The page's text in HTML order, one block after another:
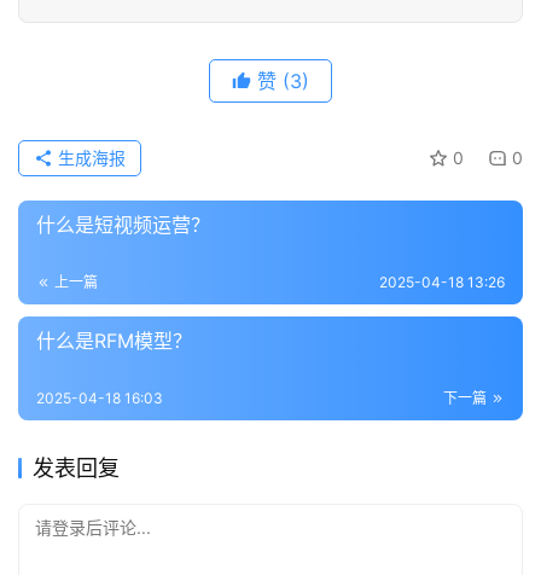
赞 (3)
0 0
生成海报
什么是短视频运营？
上一篇 2025-04-18 13:26
什么是RFM模型？
下一篇
2025-04-18 16:03
发表回复
请登录后评论...